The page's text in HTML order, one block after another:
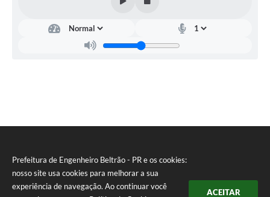
Prefeitura de Engenheiro Beltrão - PR e os cookies:
nosso site usa cookies para melhorar a sua
experiência de navegação. Ao continuar você
ACEITAR